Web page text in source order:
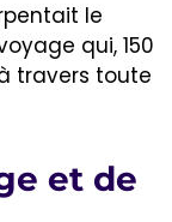
le
qui, 150
travers toute
et de